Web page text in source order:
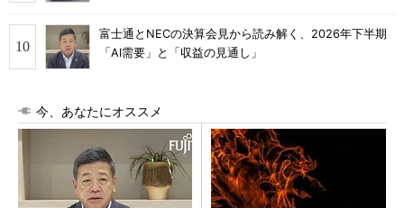
富士通とNECの決算会見から読み解く、2026年下半期
「AI需要」と「収益の見通し」
今、あなたにオススメ